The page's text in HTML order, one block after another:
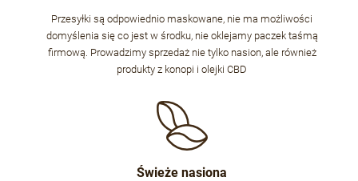
Przesyłki są odpowiednio maskowane, nie ma możliwości
domyślenia się co jest w środku, nie oklejamy paczek taśmą
firmową. Prowadzimy sprzedaż nie tylko nasion, ale również
produkty z konopi i olejki CBD
Świeże nasiona